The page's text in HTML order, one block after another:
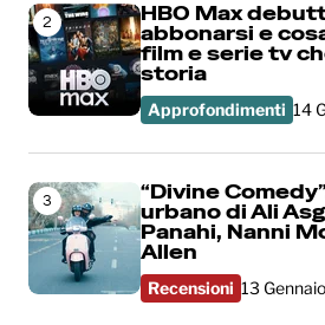
2
HBO Max
abbonarsi e
film e serie tv
storia
Approfondimenti 14
3
“Divine
urbano di Ali
Panahi, Nanni
Allen
Recensioni 13